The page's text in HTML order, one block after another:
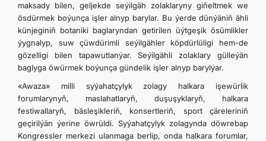
maksady bilen, geljekde seýilgäh zolaklaryny giňeltmek we
ösdürmek boýunça işler alnyp barylar. Bu ýerde dünýäniň ähli
künjeginiň botaniki baglaryndan getirilen üýtgeşik ösümlikler
ýygnalyp, suw çüwdürimli seýilgähler köpdürlüligi hem-de
gözelligi bilen tapawutlanýar. Seýilgähli zolaklary gülleýän
baglyga öwürmek boýunça gündelik işler alnyp barylýar.
«Awaza» milli syýahatçylyk zolagy halkara işewürlik
forumlarynyň, maslahatlaryň, duşuşyklaryň, halkara
festiwallaryň, bäsleşikleriň, konsertleriň, sport çäreleriniň
geçirilýän ýerine öwrüldi. Syýahatçylyk zolagynda döwrebap
Kongressler merkezi ulanmaga berlip, onda halkara forumlar,